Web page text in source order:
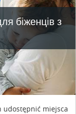
бiженцiв з
udostępnić miejsca